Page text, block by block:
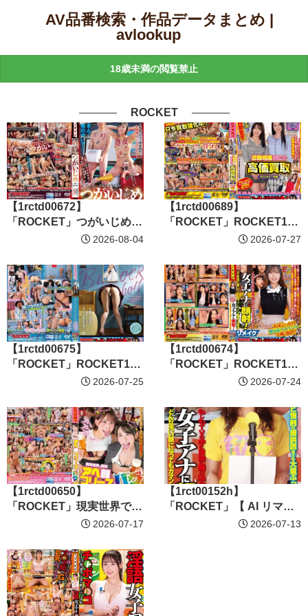
AV品番検索・作品データまとめ |
avlookup
18歳未満の閲覧禁止
ROCKET
【1rctd00672】
「ROCKET」つがいじめ
（つがい＋性いじめ）2026-08-04
【1rctd00689】
「ROCKET」ROCKET17
周年記念ユーザーリクエス
買取ROCKET本舗 親子で
ちょっとしたお小遣い稼ぎ
のつもりが高額査定連
発！！
2026-07-27
【1rctd00675】
「ROCKET」ROCKET17
周年記念ユーザーリクエス
瞬間移動で彼の性処理壁尻
となりました～ 宇流木さら
ら
2026-07-25
【1rctd00674】
「ROCKET」ROCKET17
周年記念ユーザーリクエス
由に飛び込んでブッカケで
きたら… 女子アナに顔射！
リメイク どんな汚い顔にな
ってもガマンしながら笑顔
で生放送
2026-07-24
【1rctd00650】
「ROCKET」現実世界で突
如アヘ顔フリーズバグ2
2026-07-17
【1rct00152h】
「ROCKET」【 AI リマス
ター版 】女子アナに顔射！
2026-07-13